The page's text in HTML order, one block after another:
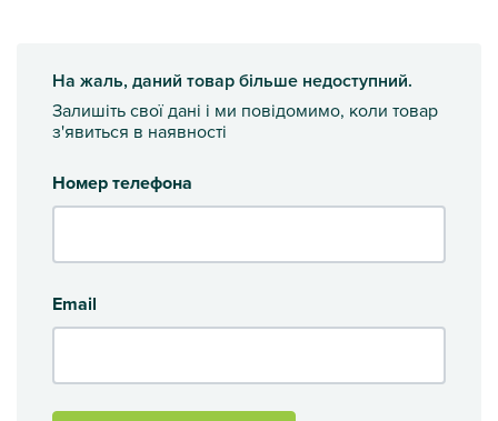
На жаль, даний товар більше недоступний.
Залишіть свої дані і ми повідомимо, коли товар
з'явиться в наявності
Номер телефона
Email